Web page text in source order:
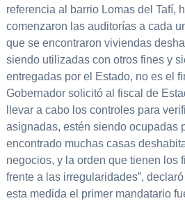
referencia al barrio Lomas del Tafí,
comenzaron las auditorías a cada
que se encontraron viviendas
siendo utilizadas con otros fines y
entregadas por el Estado, no es el
Gobernador solicitó al fiscal de
llevar a cabo los controles para
asignadas, estén siendo ocupadas
encontrado muchas casas
negocios, y la orden que tienen los
frente a las irregularidades”,
esta medida el primer mandatario